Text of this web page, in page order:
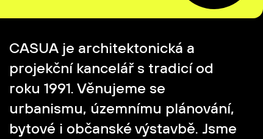
CASUA je architektonická a
projekční kancelář s tradicí od
roku 1991. Věnujeme se
urbanismu, územnímu plánování,
bytové i občanské výstavbě. Jsme